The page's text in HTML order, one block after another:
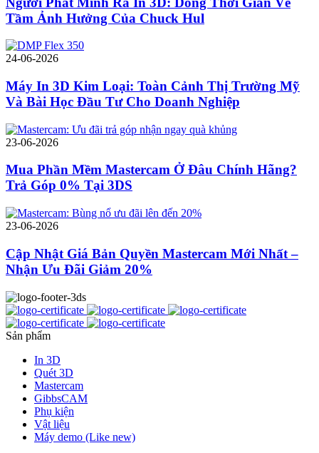
Tầm Ảnh Hưởng Của Chuck Hul
24-06-2026
Máy In 3D Kim Loại: Toàn Cảnh Thị Trường Mỹ
Và Bài Học Đầu Tư Cho Doanh Nghiệp
23-06-2026
Mua Phần Mềm Mastercam Ở Đâu Chính Hãng?
Trả Góp 0% Tại 3DS
23-06-2026
Cập Nhật Giá Bản Quyền Mastercam Mới Nhất –
Nhận Ưu Đãi Giảm 20%
Sản phẩm
In 3D
Quét 3D
Mastercam
GibbsCAM
Phụ kiện
Vật liệu
Máy demo (Like new)